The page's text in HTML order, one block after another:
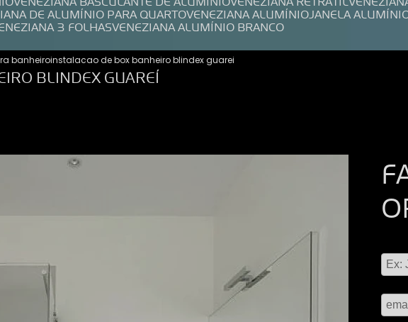
DE ALUMÍNIO PARA QUARTO VENEZIANA ALUMÍNIO JANELA
3 FOLHAS VENEZIANA ALUMÍNIO BRANCO
banheiroinstalacao de box banheiro blindex guarei
BLINDEX GUAREÍ